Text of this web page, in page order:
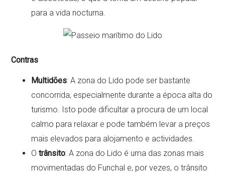
para a vida nocturna.
Contras
Multidões: A zona do Lido pode ser bastante
concorrida, especialmente durante a época alta do
turismo. Isto pode dificultar a procura de um local
calmo para relaxar e pode também levar a preços
mais elevados para alojamento e actividades.
Otrânsito: A zona do Lido é uma das zonas mais
movimentadas do Funchal e, por vezes, o trânsito